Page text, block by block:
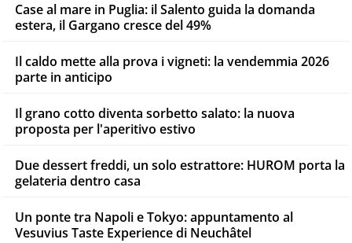
Case al mare in Puglia: il Salento guida la domanda
estera, il Gargano cresce del 49%
Il caldo mette alla prova i vigneti: la vendemmia 2026
parte in anticipo
Il grano cotto diventa sorbetto salato: la nuova
proposta per l'aperitivo estivo
Due dessert freddi, un solo estrattore: HUROM porta la
gelateria dentro casa
Un ponte tra Napoli e Tokyo: appuntamento al
Vesuvius Taste Experience di Neuchâtel